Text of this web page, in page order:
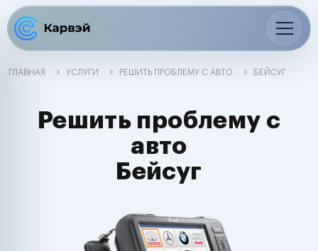
ГЛАВНАЯ УСЛУГИ РЕШИТЬ ПРОБЛЕМУ С АВТО БЕЙСУГ
Решить проблему с
авто
Бейсуг